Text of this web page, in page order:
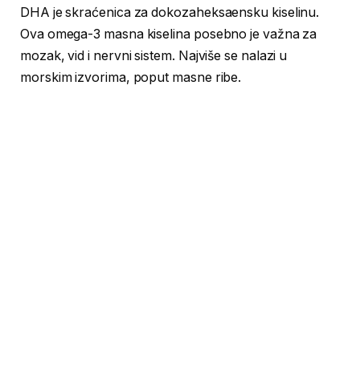
DHA je skraćenica za dokozaheksaensku kiselinu.
Ova omega-3 masna kiselina posebno je važna za
mozak, vid i nervni sistem. Najviše se nalazi u
morskim izvorima, poput masne ribe.